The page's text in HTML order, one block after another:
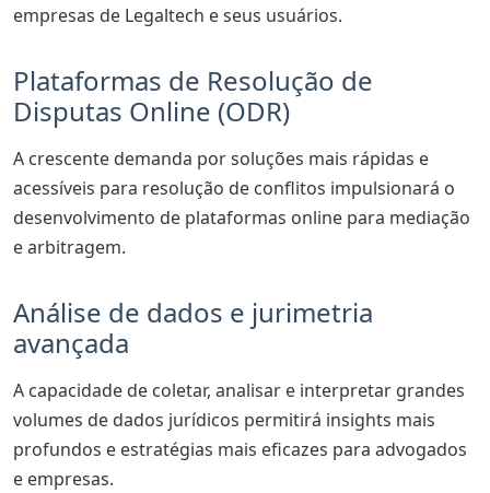
empresas de Legaltech e seus usuários.
Plataformas de Resolução de
Disputas Online (ODR)
A crescente demanda por soluções mais rápidas e
acessíveis para resolução de conflitos impulsionará o
desenvolvimento de plataformas online para mediação
e arbitragem.
Análise de dados e jurimetria
avançada
A capacidade de coletar, analisar e interpretar grandes
volumes de dados jurídicos permitirá insights mais
profundos e estratégias mais eficazes para advogados
e empresas.